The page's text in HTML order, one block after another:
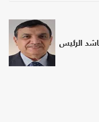
التونسية لـ "عربي21": أناشد الرئيس